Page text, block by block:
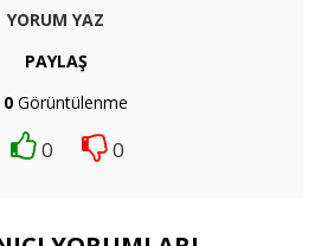
YORUM YAZ
PAYLAŞ
0Görüntülenme
0 0